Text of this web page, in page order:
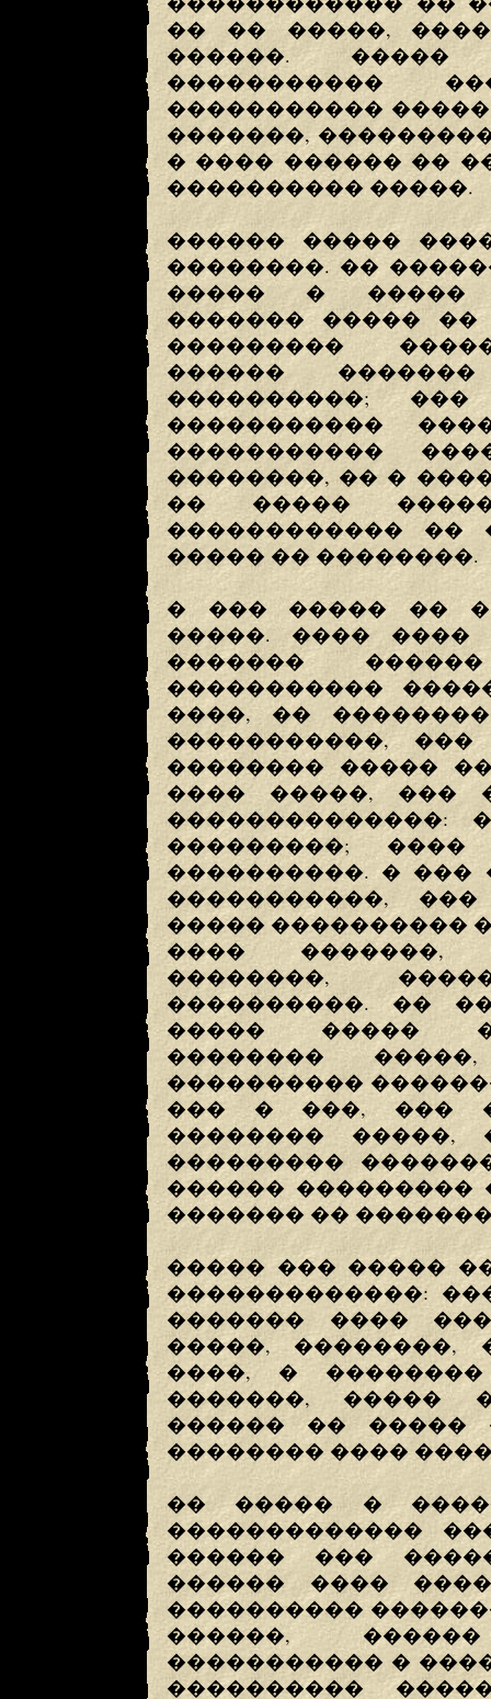
�� �� �����,
������.
�����������
�����������
�������,
� ���� ������ ��
���������� �����.
������ �����
��������. ��
����� � �����
������� �����
���������
������
����������;
�����������
�����������
��������, �� �
�� �����
������������ ��
����� �� ��������.
� ��� ����� ��
�����. ���� ����
�������
�����������
����, ��
�����������,
�������� �����
���� �����, ���
��������������:
���������; ����
����������. � ���
�����������,
����� ����������
���� �������,
��������,
����������. ��
����� �����
��������
����������
��� � ���, ���
�������� �����,
���������
������ ���������
������� ��
����� ��� �����
�������������:
������� ����
�����, ��������,
����, �
�������, �����
������ �� �����
�������� ����
�� ����� �
�������������
������ ���
������ ����
����������
������,
����������� �
����������